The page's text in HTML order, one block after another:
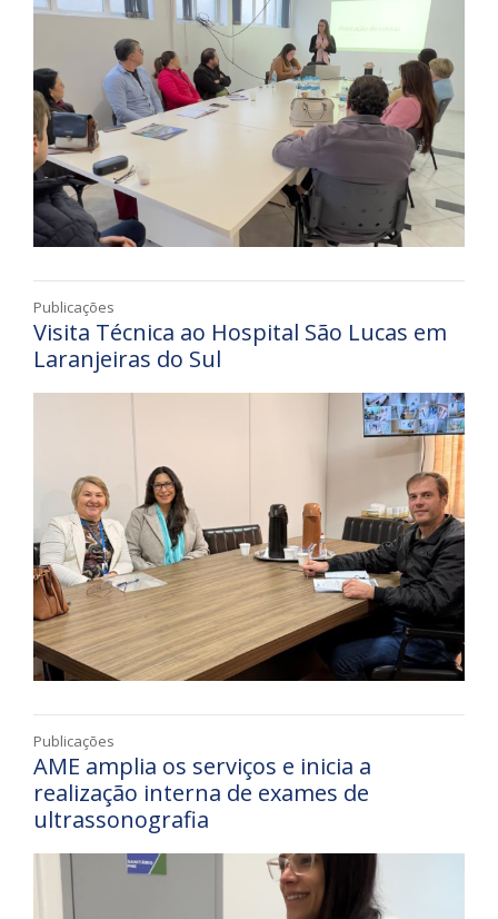
Publicações
Visita Técnica ao Hospital São Lucas em
Laranjeiras do Sul
Publicações
AME amplia os serviços e inicia a
realização interna de exames de
ultrassonografia